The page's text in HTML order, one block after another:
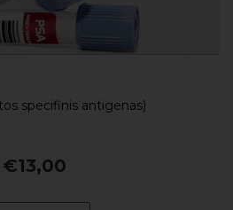
specifinis antigenas)
€13,00